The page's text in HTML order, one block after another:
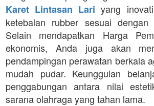
Karet Lintasan Lari yang
ketebalan rubber sesuai
Selain mendapatkan Harga
ekonomis, Anda juga akan
pendampingan perawatan berkala
mudah pudar. Keunggulan
penggabungan antara nilai
sarana olahraga yang tahan lama.